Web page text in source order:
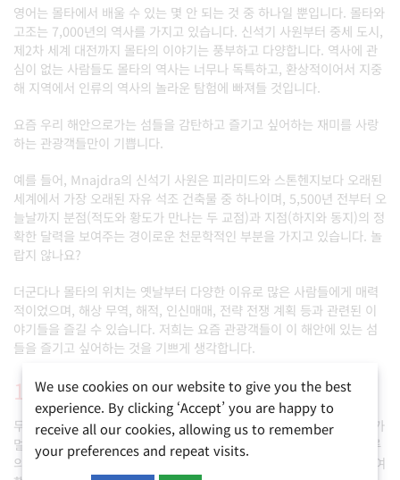
영어는 몰타에서 배울 수 있는 몇 안 되는 것 중 하나일 뿐입니다. 몰타와
고조는 7,000년의 역사를 가지고 있습니다. 신석기 사원부터 중세 도시,
제2차 세계 대전까지 몰타의 이야기는 풍부하고 다양합니다. 역사에 관
심이 없는 사람들도 몰타의 역사는 너무나 독특하고, 환상적이어서 지중
해 지역에서 인류의 역사의 놀라운 탐험에 빠져들 것입니다.
요즘 우리 해안으로가는 섬들을 감탄하고 즐기고 싶어하는 재미를 사랑
하는 관광객들만이 기쁩니다.
예를 들어, Mnajdra의 신석기 사원은 피라미드와 스톤헨지보다 오래된
세계에서 가장 오래된 자유 석조 건축물 중 하나이며, 5,500년 전부터 오
늘날까지 분점(적도와 황도가 만나는 두 교점)과 지점(하지와 동지)의 정
확한 달력을 보여주는 경이로운 천문학적인 부분을 가지고 있습니다. 놀
랍지 않나요?
더군다나 몰타의 위치는 옛날부터 다양한 이유로 많은 사람들에게 매력
적이었으며, 해상 무역, 해적, 인신매매, 전략 전쟁 계획 등과 관련된 이
야기들을 즐길 수 있습니다. 저희는 요즘 관광객들이 이 해안에 있는 섬
들을 즐기고 싶어하는 것을 기쁘게 생각합니다.
11. 거리가 짧습니다.
무엇을 선택하든, 어떤 활동을 하고 싶든, 어디를 가고 싶든 간에, 거리가
멀지 않습니다. 아침에 수업에 참여하고, 원하는 것을 즐길 수 있는 하루
의 시간이 제한되어 있다면 꽤 유용합니다. 몰타에서 영어를 공부하면 여
We use cookies on our website to give you the best
experience. By clicking ‘Accept’ you are happy to
receive all our cookies, allowing us to remember
your preferences and repeat visits.